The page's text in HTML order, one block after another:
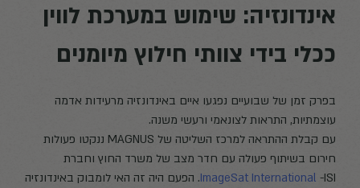
אינדונזיה: שימוש במערכת לווין
ככלי בידי צוותי חילוץ מיומנים
בפרק זמן של שבועיים נפגעו איים באינדונזיה מרעידות אדמה
עוצמתיות, התראות לצונאמי ורעשי משנה.
עם קבלת ההתראה למרכז השליטה של MAGNUS ננקטו פעולות
חירום בשיתוף פעולה עם חדר מצב של משרד החוץ וחברת
ImageSat International-ISI. הפעם היה זה האי לומבוק באינדונזיה